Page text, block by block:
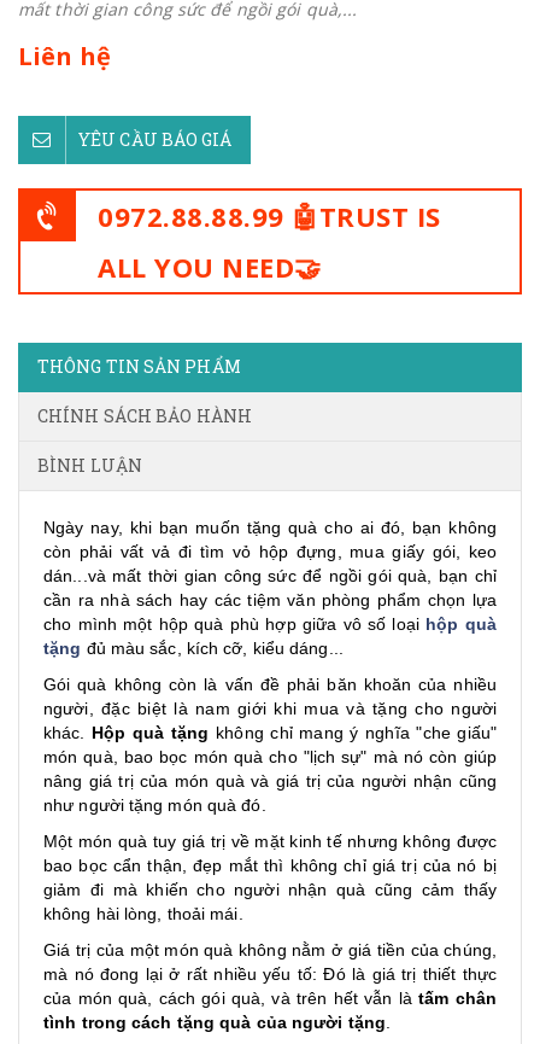
mất thời gian công sức để ngồi gói quà,...
Liên hệ
YÊU CẦU BÁO GIÁ
0972.88.88.99 🤖TRUST IS
ALL YOU NEED🤝
THÔNG TIN SẢN PHẨM
CHÍNH SÁCH BẢO HÀNH
BÌNH LUẬN
Ngày nay, khi bạn muốn tặng quà cho ai đó, bạn không
còn phải vất vả đi tìm vỏ hộp đựng, mua giấy gói, keo
dán...và mất thời gian công sức để ngồi gói quà, bạn chỉ
cần ra nhà sách hay các tiệm văn phòng phẩm chọn lựa
cho mình một hộp quà phù hợp giữa vô số loại hộp quà
tặng đủ màu sắc, kích cỡ, kiểu dáng...
Gói quà không còn là vấn đề phải băn khoăn của nhiều
người, đặc biệt là nam giới khi mua và tặng cho người
khác. Hộp quà tặng không chỉ mang ý nghĩa "che giấu"
món quà, bao bọc món quà cho "lịch sự" mà nó còn giúp
nâng giá trị của món quà và giá trị của người nhận cũng
như người tặng món quà đó.
Một món quà tuy giá trị về mặt kinh tế nhưng không được
bao bọc cẩn thận, đẹp mắt thì không chỉ giá trị của nó bị
giảm đi mà khiến cho người nhận quà cũng cảm thấy
không hài lòng, thoải mái.
Giá trị của một món quà không nằm ở giá tiền của chúng,
mà nó đong lại ở rất nhiều yếu tố: Đó là giá trị thiết thực
của món quà, cách gói quà, và trên hết vẫn làtấm chân
tình trong cách tặng quà của người tặng